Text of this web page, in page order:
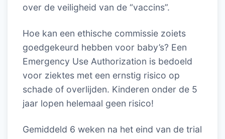
over de veiligheid van de “vaccins”.
Hoe kan een ethische commissie zoiets
goedgekeurd hebben voor baby’s? Een
Emergency Use Authorization is bedoeld
voor ziektes met een ernstig risico op
schade of overlijden. Kinderen onder de 5
jaar lopen helemaal geen risico!
Gemiddeld 6 weken na het eind van de trial